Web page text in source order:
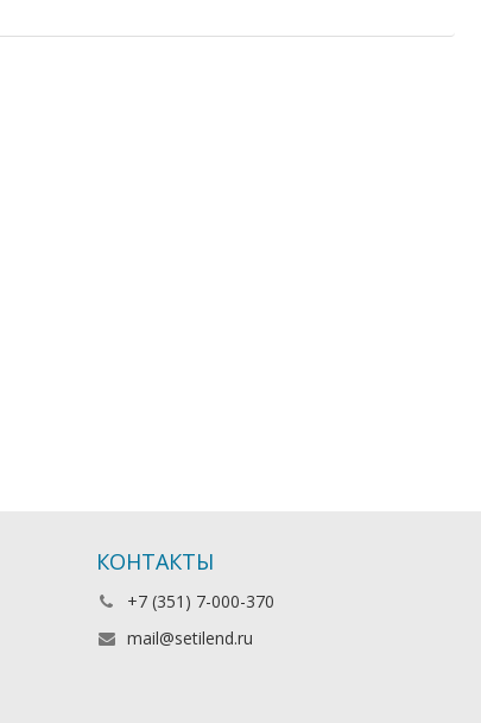
КОНТАКТЫ
+7 (351) 7-000-370
mail@setilend.ru